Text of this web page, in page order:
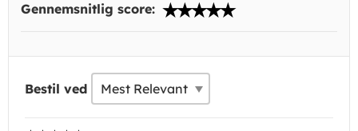
Gennemsnitlig score:
Bestil ved